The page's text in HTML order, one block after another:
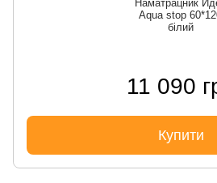
Наматрацник
Aqua stop
білий
11 090
Купити